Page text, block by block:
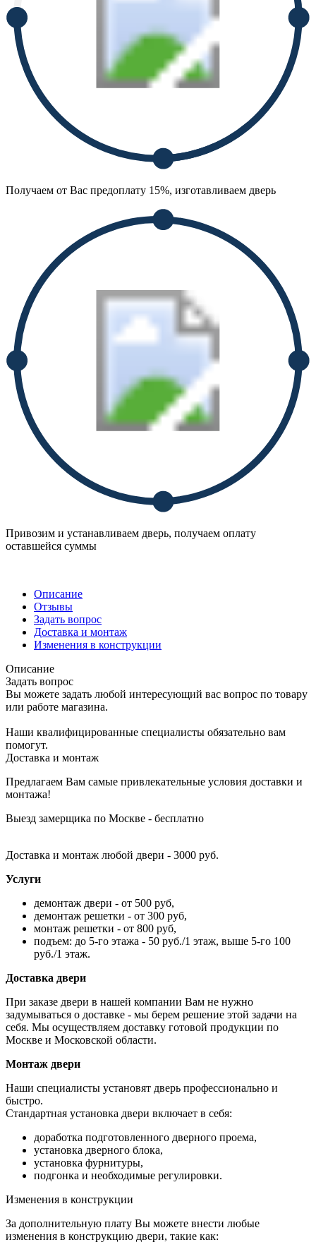
Получаем от Вас предоплату 15%, изготавливаем дверь
Привозим и устанавливаем дверь, получаем оплату
оставшейся суммы
Описание
Отзывы
Задать вопрос
Доставка и монтаж
Изменения в конструкции
Описание
Задать вопрос
Вы можете задать любой интересующий вас вопрос по товару
или работе магазина.
Наши квалифицированные специалисты обязательно вам
помогут.
Доставка и монтаж
Предлагаем Вам самые привлекательные условия доставки и
монтажа!
Выезд замерщика по Москве - бесплатно
Доставка и монтаж любой двери - 3000 руб.
Услуги
демонтаж двери - от 500 руб,
демонтаж решетки - от 300 руб,
монтаж решетки - от 800 руб,
подъем: до 5-го этажа - 50 руб./1 этаж, выше 5-го 100
руб./1 этаж.
Доставка двери
При заказе двери в нашей компании Вам не нужно
задумываться о доставке - мы берем решение этой задачи на
себя. Мы осуществляем доставку готовой продукции по
Москве и Московской области.
Монтаж двери
Наши специалисты установят дверь профессионально и
быстро.
Стандартная установка двери включает в себя:
доработка подготовленного дверного проема,
установка дверного блока,
установка фурнитуры,
подгонка и необходимые регулировки.
Изменения в конструкции
За дополнительную плату Вы можете внести любые
изменения в конструкцию двери, такие как: